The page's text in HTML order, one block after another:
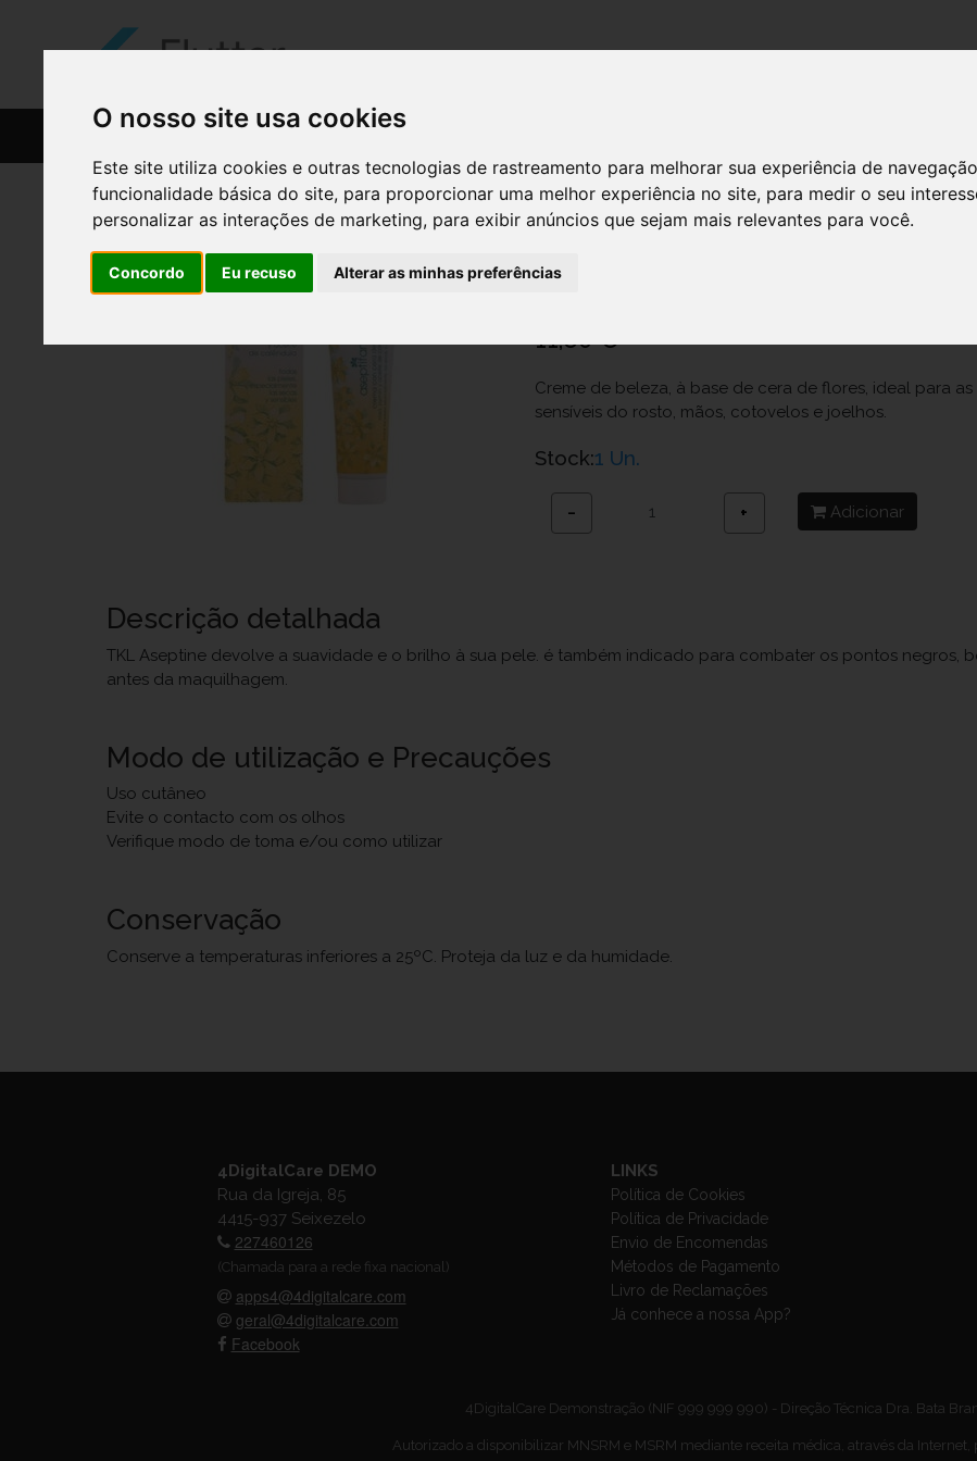
O nosso site usa cookies
Este site utiliza cookies e outras tecnologias de rastreamento para melhorar sua experiência de
funcionalidade básica do site, para proporcionar uma melhor experiência no site, para medir o seu
personalizar as interações de marketing, para exibir anúncios que sejam mais relevantes para você.
Concordo Eu recuso Alterar as minhas preferências
ASEPTINE CR CERA FLORES 50 ML
11,60 €
Creme de beleza, à base de cera de flores, ideal para
sensíveis do rosto, mãos, cotovelos e joelhos.
Stock:1 Un.
− + Adicionar
Descrição detalhada
TKL Aseptine devolve a suavidade e o brilho à sua pele. é também indicado para combater os pontos negros,
antes da maquilhagem.
Modo de utilização e Precauções
Uso cutâneo
Evite o contacto com os olhos
Verifique modo de toma e/ou como utilizar
Conservação
Conserve a temperaturas inferiores a 25ºC. Proteja da luz e da humidade.
4DigitalCare DEMO
Rua da Igreja, 85
4415-937 Seixezelo
227460126
(Chamada para a rede fixa nacional)
apps4@4digitalcare.com
geral@4digitalcare.com
Facebook
LINKS
Política de Cookies
Política de Privacidade
Envio de Encomendas
Métodos de Pagamento
Livro de Reclamações
Já conhece a nossa App?
4DigitalCare Demonstração (NIF 999 999 990) - Direção Técnica Dra. Bata
Autorizado a disponibilizar MNSRM e MSRM mediante receita médica, através da Internet,